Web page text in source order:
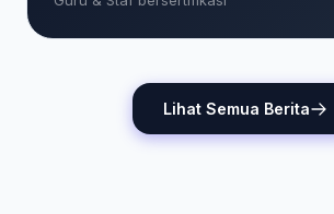
Lihat Semua Berita